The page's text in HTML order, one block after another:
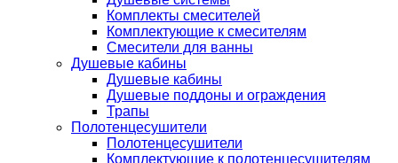
Комплекты смесителей
Комплектующие к смесителям
Смесители для ванны
Душевые кабины
Душевые кабины
Душевые поддоны и ограждения
Трапы
Полотенцесушители
Полотенцесушители
Комплектующие к полотенцесушителям